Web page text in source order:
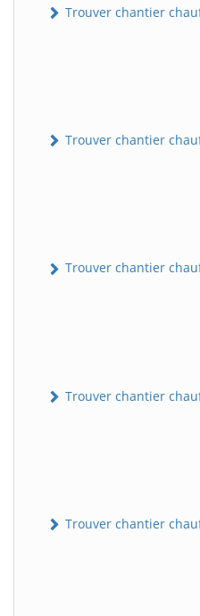
Trouver chantier
Trouver chantier
Trouver chantier
Trouver chantier
Trouver chantier